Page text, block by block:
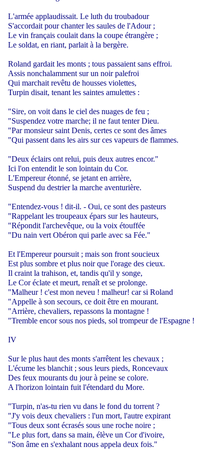
L'armée applaudissait. Le luth du troubadour
S'accordait pour chanter les saules de l'Adour ;
Le vin français coulait dans la coupe étrangère ;
Le soldat, en riant, parlait à la bergère.
Roland gardait les monts ; tous passaient sans effroi.
Assis nonchalamment sur un noir palefroi
Qui marchait revêtu de housses violettes,
Turpin disait, tenant les saintes amulettes :
"Sire, on voit dans le ciel des nuages de feu ;
"Suspendez votre marche; il ne faut tenter Dieu.
"Par monsieur saint Denis, certes ce sont des âmes
"Qui passent dans les airs sur ces vapeurs de flammes.
"Deux éclairs ont relui, puis deux autres encor."
Ici l'on entendit le son lointain du Cor.
L'Empereur étonné, se jetant en arrière,
Suspend du destrier la marche aventurière.
"Entendez-vous ! dit-il. - Oui, ce sont des pasteurs
"Rappelant les troupeaux épars sur les hauteurs,
"Répondit l'archevêque, ou la voix étouffée
"Du nain vert Obéron qui parle avec sa Fée."
Et l'Empereur poursuit ; mais son front soucieux
Est plus sombre et plus noir que l'orage des cieux.
Il craint la trahison, et, tandis qu'il y songe,
Le Cor éclate et meurt, renaît et se prolonge.
"Malheur ! c'est mon neveu ! malheur! car si Roland
"Appelle à son secours, ce doit être en mourant.
"Arrière, chevaliers, repassons la montagne !
"Tremble encor sous nos pieds, sol trompeur de l'Espagne !
IV
Sur le plus haut des monts s'arrêtent les chevaux ;
L'écume les blanchit ; sous leurs pieds, Roncevaux
Des feux mourants du jour à peine se colore.
A l'horizon lointain fuit l'étendard du More.
"Turpin, n'as-tu rien vu dans le fond du torrent ?
"J'y vois deux chevaliers : l'un mort, l'autre expirant
"Tous deux sont écrasés sous une roche noire ;
"Le plus fort, dans sa main, élève un Cor d'ivoire,
"Son âme en s'exhalant nous appela deux fois."